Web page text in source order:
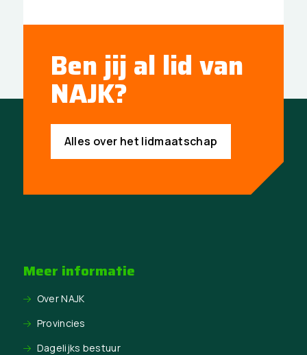
Ben jij al lid van
NAJK?
Alles over het lidmaatschap
Meer informatie
Over NAJK
Provincies
Dagelijks bestuur